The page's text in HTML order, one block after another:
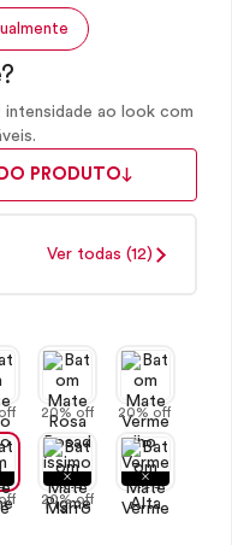
intensidade ao look com
PRODUTO
Ver todas (12)
20% off 20% off
20% off